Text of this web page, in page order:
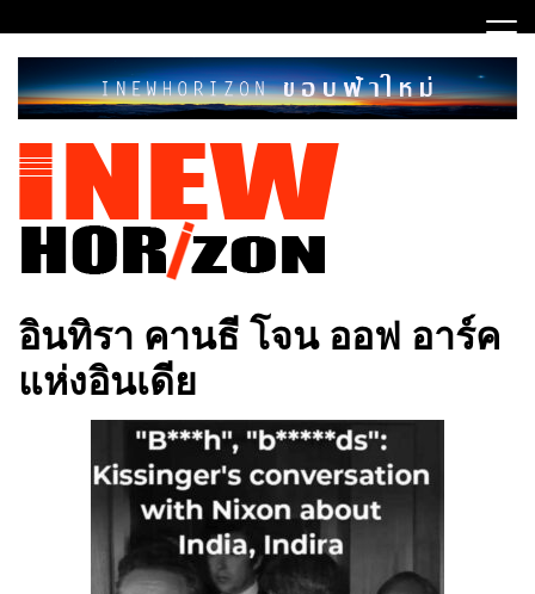
to
content
INEWHORIZON
อินทิรา คานธี โจน ออฟ อาร์ค
แห่งอินเดีย